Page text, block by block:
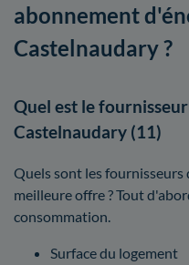
abonnement
Castelnaudary ?
Quel est le
Castelnaudary (11)
Quels sont les
meilleure offre ? Tout
consommation.
Surface du logement